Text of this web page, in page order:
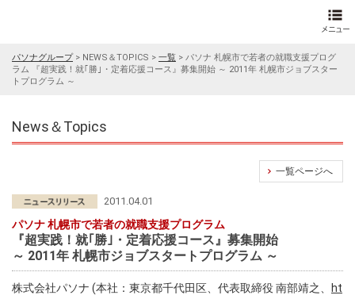
パソナグループ> NEWS＆TOPICS > 一覧 > パソナ 札幌市で若者の就職支援プログ
ラム 『超実践！就｢勝｣・定着応援コース』募集開始 ～ 2011年 札幌市ジョブスター
トプログラム ～
News＆Topics
一覧ページへ
2011.04.01
パソナ 札幌市で若者の就職支援プログラム
『超実践！就｢勝｣・定着応援コース』募集開始
～ 2011年 札幌市ジョブスタートプログラム ～
株式会社パソナ (本社：東京都千代田区、代表取締役 南部靖之、
ht